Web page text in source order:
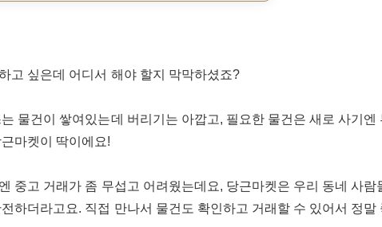
고 싶은데 어디서 해야 할지 막막하셨죠?
물건이 쌓여있는데 버리기는 아깝고, 필요한 물건은 새로 사기엔
마켓이 딱이에요!
중고 거래가 좀 무섭고 어려웠는데요, 당근마켓은 우리 동네 사람
하더라고요. 직접 만나서 물건도 확인하고 거래할 수 있어서 정말